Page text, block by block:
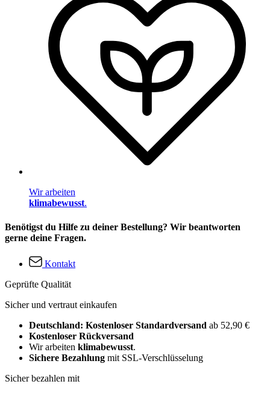
Wir arbeiten
klimabewusst.
Benötigst du Hilfe zu deiner Bestellung? Wir beantworten
gerne deine Fragen.
Kontakt
Geprüfte Qualität
Sicher und vertraut einkaufen
Deutschland: Kostenloser Standardversand ab 52,90 €
Kostenloser Rückversand
Wir arbeiten klimabewusst.
Sichere Bezahlung mit SSL-Verschlüsselung
Sicher bezahlen mit